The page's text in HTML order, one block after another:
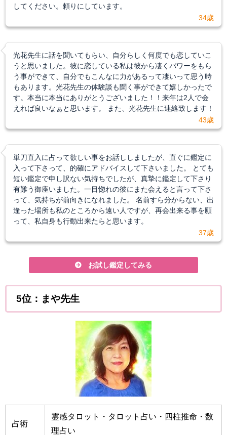
してください。頼りにしています。
34歳
光花先生に話を聞いてもらい、自分らしく何度でも恋していこ
うと思いました。彼に恋している私は彼から凄くパワーをもら
う事ができて、自分でもこんなに力があるって凄いって思う時
もあります。光花先生の体験談も聞く事ができて嬉しかったで
す。本当に本当にありがとうございました！！来年は2人で会
えれば良いなぁと思います。 また、光花先生に連絡致します！
43歳
単刀直入に占って欲しい事をお話ししましたが、直ぐに鑑定に
入って下さって、的確にアドバイスして下さいました。 とても
短い鑑定で申し訳ない気持ちでしたが、真摯に鑑定して下さり
有難う御座いました。一目惚れの彼にまた会えると言って下さ
って、気持ちが前向きになれました。 名前すら分からない、出
逢った場所も私のところから遠い人ですが、再会出来る事を願
って、私自身も行動出来たらと思います。
37歳
お試し鑑定してみる
5位：まや先生
占術
霊感タロット・タロット占い・四柱推命・数
理占い